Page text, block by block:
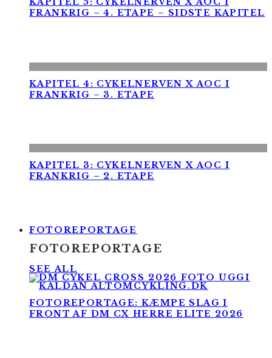
FRANKRIG – 4. ETAPE – SIDSTE KAPITEL
KAPITEL 4: CYKELNERVEN X AOC I
FRANKRIG – 3. ETAPE
KAPITEL 3: CYKELNERVEN X AOC I
FRANKRIG – 2. ETAPE
FOTOREPORTAGE
FOTOREPORTAGE
SEE ALL
FOTOREPORTAGE: KÆMPE SLAG I
FRONT AF DM CX HERRE ELITE 2026